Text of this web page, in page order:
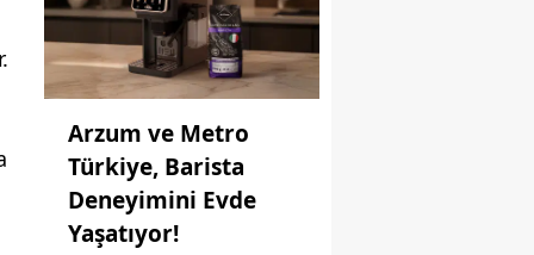
Arzum ve Metro
Türkiye, Barista
Deneyimini Evde
Yaşatıyor!